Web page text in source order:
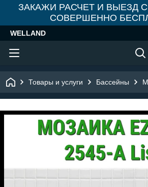
ЗАКАЖИ РАСЧЕТ И ВЫЕЗД
СОВЕРШЕННО
WELLAND
Товары и услуги Бассейны